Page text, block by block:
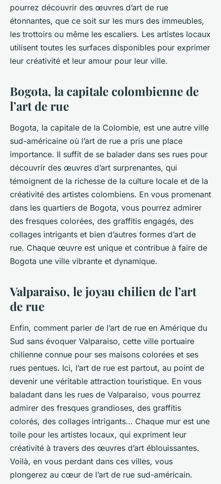
pourrez découvrir des œuvres d’art de rue
étonnantes, que ce soit sur les murs des immeubles,
les trottoirs ou même les escaliers. Les artistes locaux
utilisent toutes les surfaces disponibles pour exprimer
leur créativité et leur amour pour leur ville.
Bogota, la capitale colombienne de
l’art de rue
Bogota, la capitale de la Colombie, est une autre ville
sud-américaine où l’art de rue a pris une place
importance. Il suffit de se balader dans ses rues pour
découvrir des œuvres d’art surprenantes, qui
témoignent de la richesse de la culture locale et de la
créativité des artistes colombiens. En vous promenant
dans les quartiers de Bogota, vous pourrez admirer
des fresques colorées, des graffitis engagés, des
collages intrigants et bien d’autres formes d’art de
rue. Chaque œuvre est unique et contribue à faire de
Bogota une ville vibrante et dynamique.
Valparaiso, le joyau chilien de l’art
de rue
Enfin, comment parler de l’art de rue en Amérique du
Sud sans évoquer Valparaiso, cette ville portuaire
chilienne connue pour ses maisons colorées et ses
rues pentues. Ici, l’art de rue est partout, au point de
devenir une véritable attraction touristique. En vous
baladant dans les rues de Valparaiso, vous pourrez
admirer des fresques grandioses, des graffitis
colorés, des collages intrigants… Chaque mur est une
toile pour les artistes locaux, qui expriment leur
créativité à travers des œuvres d’art éblouissantes.
Voilà, en vous perdant dans ces villes, vous
plongerez au cœur de l’art de rue sud-américain.